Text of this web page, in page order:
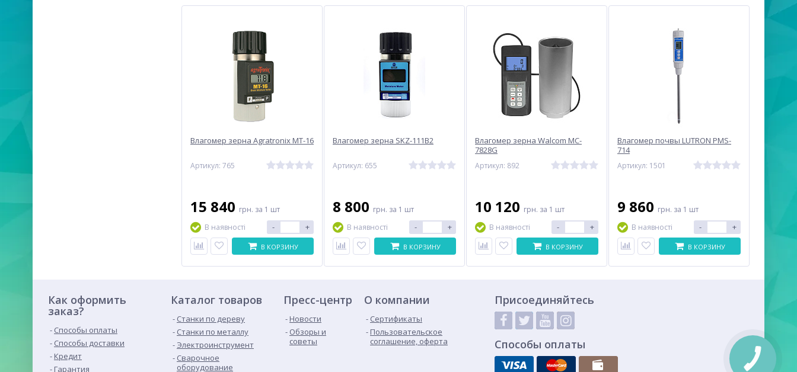
Влагомер зерна Agratronix MT-16
Артикул: 765
15 840 грн. за 1 шт
В наявності
- +
В КОРЗИНУ
Влагомер зерна SKZ-111B2
Артикул: 655
8 800 грн. за 1 шт
В наявності
- +
В КОРЗИНУ
Влагомер зерна Walcom MC-
7828G
Артикул: 892
10 120 грн. за 1 шт
В наявності
- +
В КОРЗИНУ
Влагомер почвы LUTRON PMS-
714
Артикул: 1501
9 860 грн. за 1 шт
В наявності
- +
В КОРЗИНУ
Как оформить
заказ?
Способы оплаты
Способы доставки
Кредит
Гарантия
Каталог товаров
Станки по дереву
Станки по металлу
Электроинструмент
Сварочное
оборудование
Пресс-центр
Новости
Обзоры и
советы
О компании
Сертификаты
Пользовательское
соглашение, оферта
Присоединяйтесь
Способы оплаты